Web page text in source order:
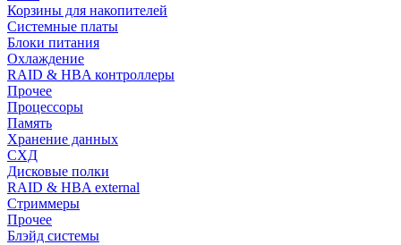
Корзины для накопителей
Системные платы
Блоки питания
Охлаждение
RAID & HBA контроллеры
Прочее
Процессоры
Память
Хранение данных
СХД
Дисковые полки
RAID & HBA external
Стриммеры
Прочее
Блэйд системы